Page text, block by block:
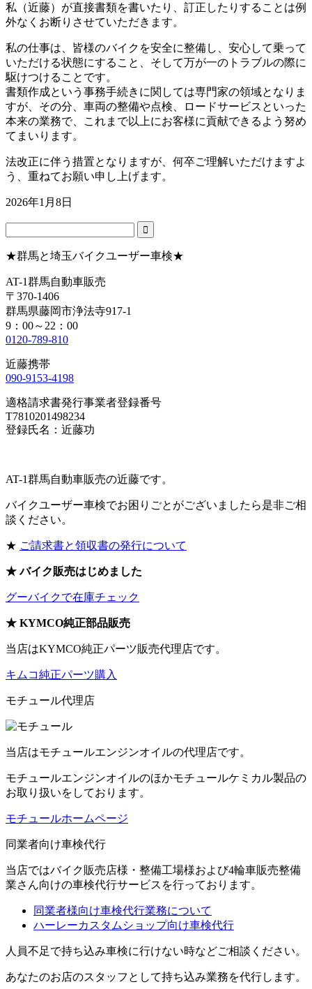
私（近藤）が直接書類を書いたり、訂正したりすることは例
外なくお断りさせていただきます。
私の仕事は、皆様のバイクを安全に整備し、安心して乗って
いただける状態にすること、そして万が一のトラブルの際に
駆けつけることです。
書類作成という事務手続きに関しては専門家の領域となりま
すが、その分、車両の整備や点検、ロードサービスといった
本来の業務で、これまで以上にお客様に貢献できるよう努め
てまいります。
法改正に伴う措置となりますが、何卒ご理解いただけますよ
う、重ねてお願い申し上げます。
2026年1月8日
★群馬と埼玉バイクユーザー車検★
AT-1群馬自動車販売
〒370-1406
群馬県藤岡市浄法寺917-1
9：00～22：00
0120-789-810
近藤携帯
090-9153-4198
適格請求書発行事業者登録番号
T7810201498234
登録氏名：近藤功
AT-1群馬自動車販売の近藤です。
バイクユーザー車検でお困りごとがございましたら是非ご相
談ください。
★ ご請求書と領収書の発行について
★ バイク販売はじめました
グーバイクで在庫チェック
★ KYMCO純正部品販売
当店はKYMCO純正パーツ販売代理店です。
キムコ純正パーツ購入
モチュール代理店
当店はモチュールエンジンオイルの代理店です。
モチュールエンジンオイルのほかモチュールケミカル製品の
お取り扱いをしております。
モチュールホームページ
同業者向け車検代行
当店ではバイク販売店様・整備工場様および4輪車販売整備
業さん向けの車検代行サービスを行っております。
同業者様向け車検代行業務について
ハーレーカスタムショップ向け車検代行
人員不足で持ち込み車検に行けない時などご相談ください。
あなたのお店のスタッフとして持ち込み業務を代行します。